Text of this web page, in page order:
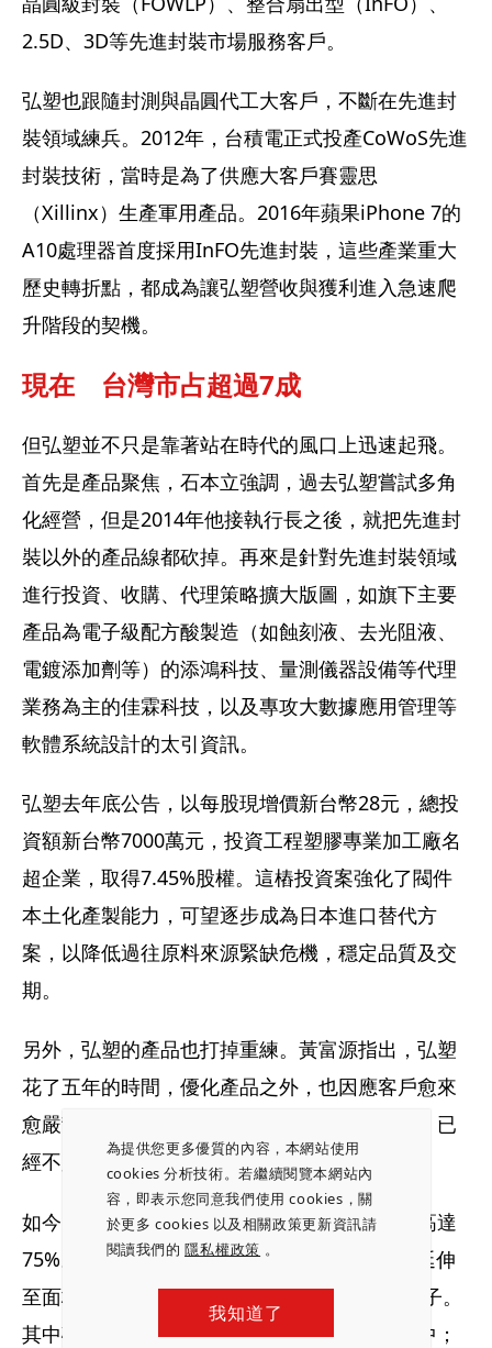
為提供您更多優質的內容，本網站使用
cookies 分析技術。若繼續閱覽本網站內
容，即表示您同意我們使用 cookies，關
於更多 cookies 以及相關政策更新資訊請
閱讀我們的隱私權政策 。
我知道了
2.5D、3D等先進封裝市場服務客戶。
弘塑也跟隨封測與晶圓代工大客戶，不斷在先進封
裝領域練兵。2012年，台積電正式投產CoWoS先進
封裝技術，當時是為了供應大客戶賽靈思
（Xillinx）生產軍用產品。2016年蘋果iPhone 7的
A10處理器首度採用InFO先進封裝，這些產業重大
歷史轉折點，都成為讓弘塑營收與獲利進入急速爬
升階段的契機。
現在　台灣市占超過7成
但弘塑並不只是靠著站在時代的風口上迅速起飛。
首先是產品聚焦，石本立強調，過去弘塑嘗試多角
化經營，但是2014年他接執行長之後，就把先進封
裝以外的產品線都砍掉。再來是針對先進封裝領域
進行投資、收購、代理策略擴大版圖，如旗下主要
產品為電子級配方酸製造（如蝕刻液、去光阻液、
電鍍添加劑等）的添鴻科技、量測儀器設備等代理
業務為主的佳霖科技，以及專攻大數據應用管理等
軟體系統設計的太引資訊。
弘塑去年底公告，以每股現增價新台幣28元，總投
資額新台幣7000萬元，投資工程塑膠專業加工廠名
超企業，取得7.45%股權。這樁投資案強化了閥件
本土化產製能力，可望逐步成為日本進口替代方
案，以降低過往原料來源緊缺危機，穩定品質及交
期。
另外，弘塑的產品也打掉重練。黃富源指出，弘塑
花了五年的時間，優化產品之外，也因應客戶愈來
愈嚴苛的規格和效能要求，所以現在賣的產品，已
經不是10年前銷售的產品。
如今，弘塑在台灣先進封裝溼製程設備市占率高達
75%。展望未來，弘塑也將先進封裝事業版圖延伸
至面板級封裝（Panel level package）與矽光子。
其中矽光子已與美國和台灣一階客戶合作開發中；